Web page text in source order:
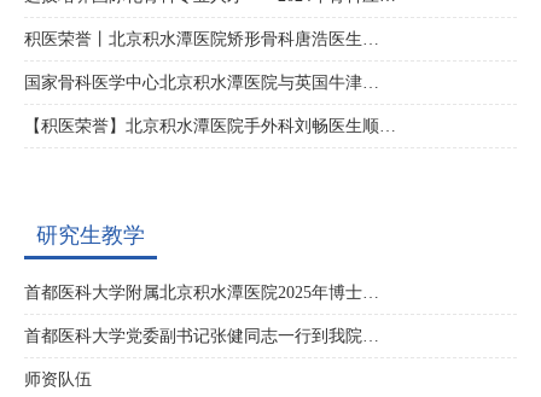
积医荣誉丨北京积水潭医院矫形骨科唐浩医生…
国家骨科医学中心北京积水潭医院与英国牛津…
【积医荣誉】北京积水潭医院手外科刘畅医生顺…
研究生教学
首都医科大学附属北京积水潭医院2025年博士…
首都医科大学党委副书记张健同志一行到我院…
师资队伍